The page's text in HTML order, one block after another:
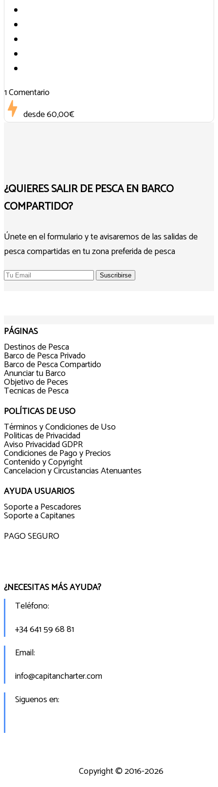
1 Comentario
desde60,00€
¿QUIERES SALIR DE PESCA EN BARCO
COMPARTIDO?
Únete en el formulario y te avisaremos de las salidas de
pesca compartidas en tu zona preferida de pesca
PÁGINAS
Destinos de Pesca
Barco de Pesca Privado
Barco de Pesca Compartido
Anunciar tu Barco
Objetivo de Peces
Tecnicas de Pesca
POLÍTICAS DE USO
Términos y Condiciones de Uso
Politicas de Privacidad
Aviso Privacidad GDPR
Condiciones de Pago y Precios
Contenido y Copyright
Cancelacion y Circustancias Atenuantes
AYUDA USUARIOS
Soporte a Pescadores
Soporte a Capitanes
PAGO SEGURO
¿NECESITAS MÁS AYUDA?
Teléfono:
+34 641 59 68 81
Email:
info@capitancharter.com
Siguenos en:
Copyright © 2016-2026